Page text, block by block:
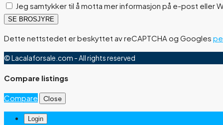
Jeg samtykker til å motta mer informasjon på e-post eller
SE BROSJYRE
Dette nettstedet er beskyttet av reCAPTCHA og Googles
© Lacalaforsale.com - All rights reserved
Compare listings
Compare Close
Login